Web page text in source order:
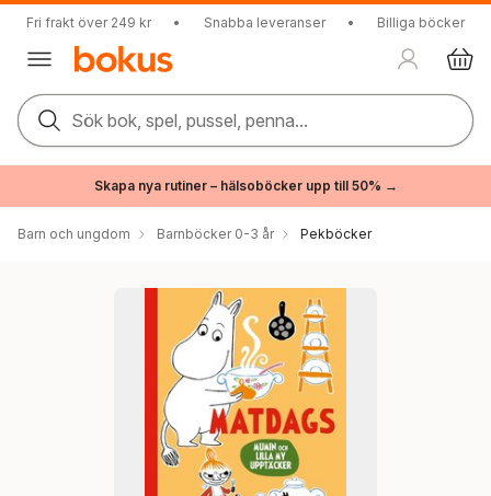
Fri frakt över 249 kr • Snabba leveranser • Billiga böcker
Sök bok, spel, pussel, penna...
Skapa nya rutiner – hälsoböcker upp till 50% →
Barn och ungdom Barnböcker 0-3 år Pekböcker